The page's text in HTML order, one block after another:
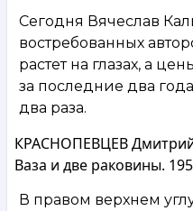
Сегодня Вячеслав
востребованных
растет на глазах, а
за последние два
два раза.
КРАСНОПЕВЦЕВ
Ваза и две раковины.
В правом верхнем